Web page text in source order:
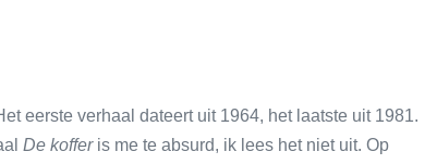
eerste verhaal dateert uit 1964, het laatste uit 1981.
De kofferis me te absurd, ik lees het niet uit. Op